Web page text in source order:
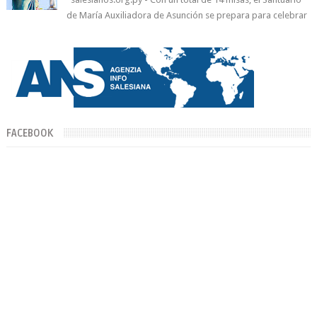
de María Auxiliadora de Asunción se prepara para celebrar
FACEBOOK